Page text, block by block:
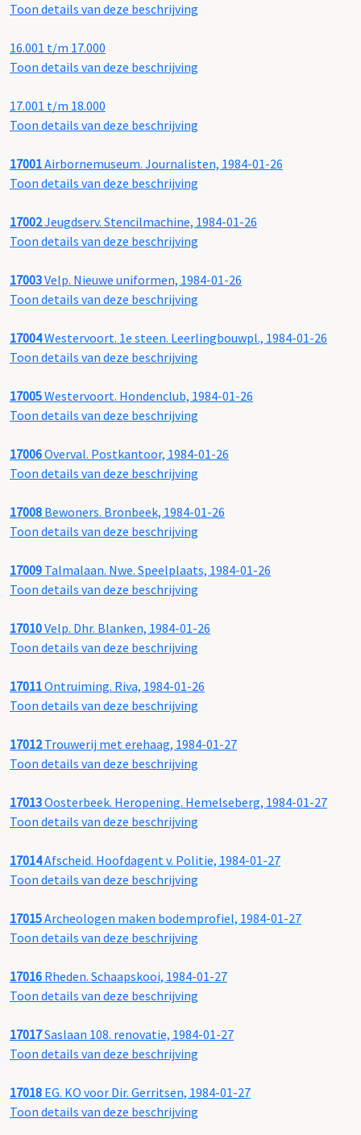
Toon details van deze beschrijving
16.001 t/m 17.000
Toon details van deze beschrijving
17.001 t/m 18.000
Toon details van deze beschrijving
17001Airbornemuseum. Journalisten, 1984-01-26
Toon details van deze beschrijving
17002Jeugdserv. Stencilmachine, 1984-01-26
Toon details van deze beschrijving
17003Velp. Nieuwe uniformen, 1984-01-26
Toon details van deze beschrijving
17004Westervoort. 1e steen. Leerlingbouwpl., 1984-01-26
Toon details van deze beschrijving
17005Westervoort. Hondenclub, 1984-01-26
Toon details van deze beschrijving
17006Overval. Postkantoor, 1984-01-26
Toon details van deze beschrijving
17008 Bewoners. Bronbeek, 1984-01-26
Toon details van deze beschrijving
17009 Talmalaan. Nwe. Speelplaats, 1984-01-26
Toon details van deze beschrijving
17010Velp. Dhr. Blanken, 1984-01-26
Toon details van deze beschrijving
17011Ontruiming. Riva, 1984-01-26
Toon details van deze beschrijving
17012Trouwerij met erehaag, 1984-01-27
Toon details van deze beschrijving
17013Oosterbeek. Heropening. Hemelseberg, 1984-01-27
Toon details van deze beschrijving
17014Afscheid. Hoofdagent v. Politie, 1984-01-27
Toon details van deze beschrijving
17015Archeologen maken bodemprofiel, 1984-01-27
Toon details van deze beschrijving
17016 Rheden. Schaapskooi, 1984-01-27
Toon details van deze beschrijving
17017Saslaan 108. renovatie, 1984-01-27
Toon details van deze beschrijving
17018 EG. KO voor Dir. Gerritsen, 1984-01-27
Toon details van deze beschrijving